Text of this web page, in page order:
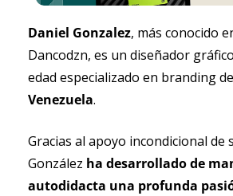
Daniel Gonzalez, más conocido
Dancodzn, es un diseñador
Venezuela.
Gracias al apoyo incondicional de
González ha desarrollado de
autodidacta una profunda